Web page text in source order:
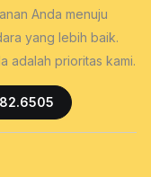
Anda menuju
yang lebih baik.
adalah prioritas kami.